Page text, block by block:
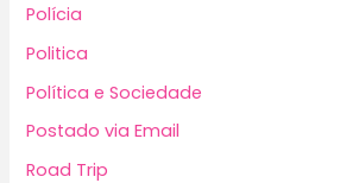
Polícia
Politica
Política e Sociedade
Postado via Email
Road Trip